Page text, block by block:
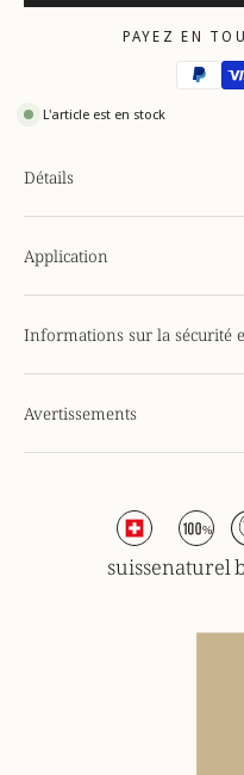
PAYEZ EN
L'article est en stock
Détails
Application
Informations sur la sécurité
Avertissements
suissenaturel